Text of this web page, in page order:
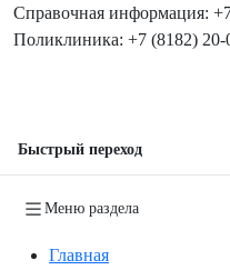
Справочная информация:
Поликлиника: +7 (8182) 20-
Быстрый переход
Меню раздела
Главная